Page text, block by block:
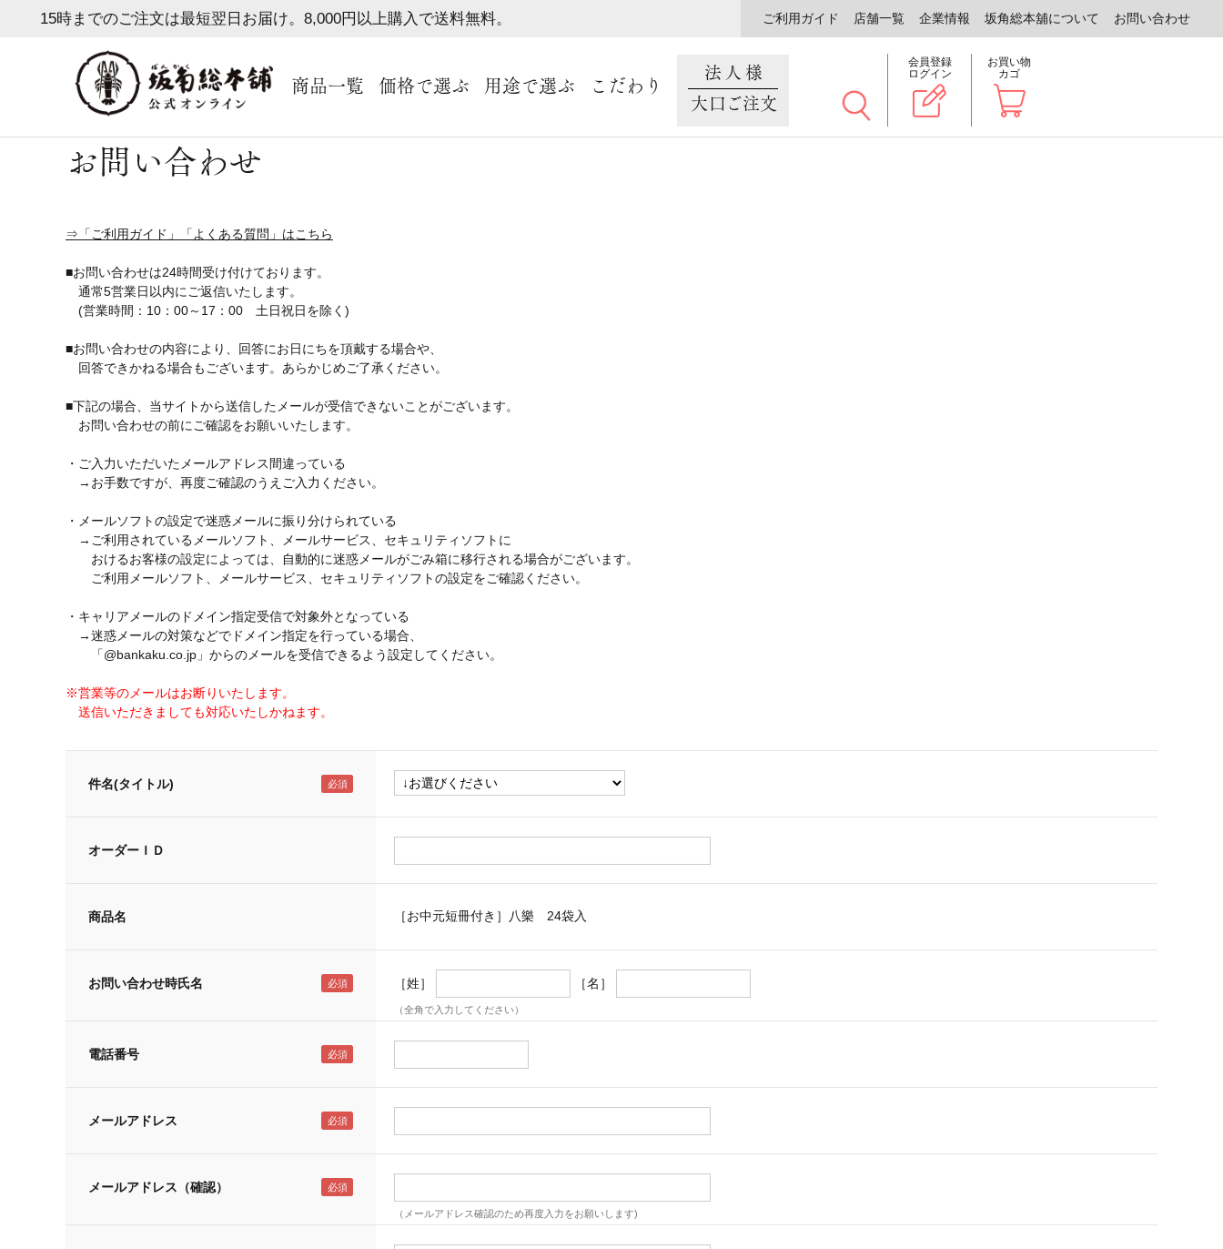
15時までのご注文は最短翌日お届け。8,000円以上購入で送料無料。 ご利用ガイド 店舗一覧 企業情報 坂角総本舖について お問い合わせ
商品一覧 価格で選ぶ 用途で選ぶ こだわり
法人様
大口ご注文
会員登録
ログイン
お買い物
カゴ
お問い合わせ
⇒「ご利用ガイド」「よくある質問」はこちら
■お問い合わせは24時間受け付けております。
通常5営業日以内にご返信いたします。
(営業時間：10：00～17：00 土日祝日を除く)
■お問い合わせの内容により、回答にお日にちを頂戴する場合や、
回答できかねる場合もございます。あらかじめご了承ください。
■下記の場合、当サイトから送信したメールが受信できないことがございます。
お問い合わせの前にご確認をお願いいたします。
・ご入力いただいたメールアドレス間違っている
→お手数ですが、再度ご確認のうえご入力ください。
・メールソフトの設定で迷惑メールに振り分けられている
→ご利用されているメールソフト、メールサービス、セキュリティソフトに
おけるお客様の設定によっては、自動的に迷惑メールがごみ箱に移行される場合がございます。
ご利用メールソフト、メールサービス、セキュリティソフトの設定をご確認ください。
・キャリアメールのドメイン指定受信で対象外となっている
→迷惑メールの対策などでドメイン指定を行っている場合、
「@bankaku.co.jp」からのメールを受信できるよう設定してください。
※営業等のメールはお断りいたします。
送信いただきましても対応いたしかねます。
件名(タイトル)
オーダーＩＤ
商品名 ［お中元短冊付き］八樂 24袋入
お問い合わせ時氏名 ［姓］ ［名］
（全角で入力してください）
電話番号
メールアドレス
メールアドレス（確認）
（メールアドレス確認のため再度入力をお願いします)